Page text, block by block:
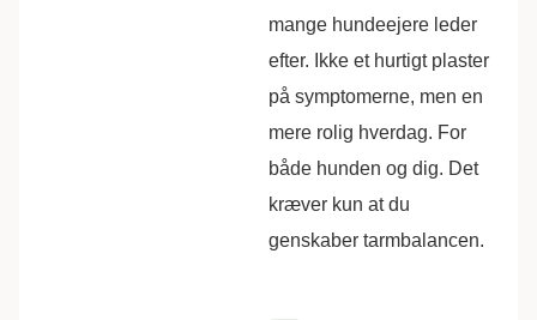
mange hundeejere leder
efter. Ikke et hurtigt plaster
på symptomerne, men en
mere rolig hverdag. For
både hunden og dig. Det
kræver kun at du
genskaber tarmbalancen.